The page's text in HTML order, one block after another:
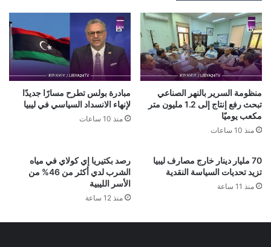
منظومة السرير بالنهر الصناعي
تبحث رفع إنتاج إلى 1.2 مليون متر
مكعب يوميًا
منذ 10 ساعات
مبادرة بولس تطرح مسارًا جديدًا
لإنهاء الانسداد السياسي في ليبيا
منذ 10 ساعات
70 مليار دينار خارج مصارف ليبيا
تزيد تحديات السياسة النقدية
منذ 11 ساعة
رصد بكتيريا إي كولاي في مياه
الشرب لدي أكثر من 46% من
الأسر الليبية
منذ 12 ساعة